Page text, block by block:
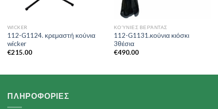
WICKER
112-G1124. κρεμαστή κούνια
wicker
€215.00
ΚΟΎΝΙΕΣ ΒΕΡΆΝΤΑΣ
112-G1131.κούνια κιόσκι
3θέσια
€490.00
ΠΛΗΡΟΦΟΡΙΕΣ